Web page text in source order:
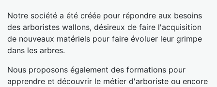
Notre société a été créée pour répondre aux besoins
des arboristes wallons, désireux de faire l'acquisition
de nouveaux matériels pour faire évoluer leur grimpe
dans les arbres.
Nous proposons également des formations pour
apprendre et découvrir le métier d'arboriste ou encore